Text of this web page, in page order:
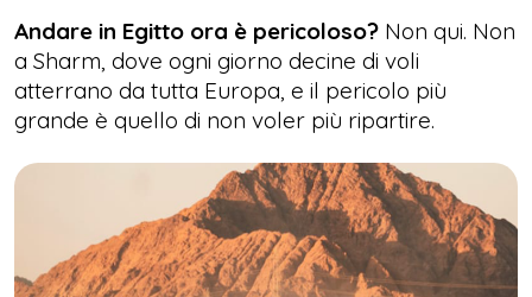
Andare in Egitto ora è pericoloso? Non qui. Non
a Sharm, dove ogni giorno decine di voli
atterrano da tutta Europa, e il pericolo più
grande è quello di non voler più ripartire.